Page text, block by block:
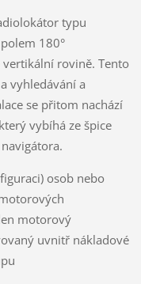
typu
180°
vertikální rovině. Tento
vyhledávání a
se přitom nachází
vybíhá ze špice
osob nebo
motorový
uvnitř nákladové